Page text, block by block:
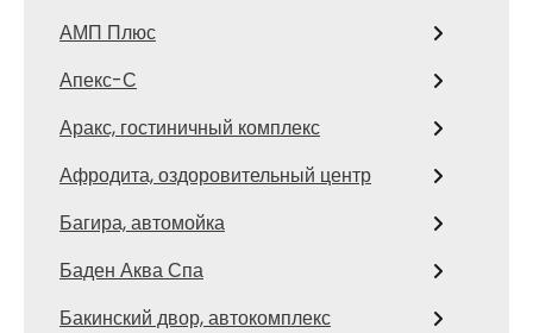
АМП Плюс
Апекс-С
Аракс, гостиничный комплекс
Афродита, оздоровительный центр
Багира, автомойка
Баден Аква Спа
Бакинский двор, автокомплекс